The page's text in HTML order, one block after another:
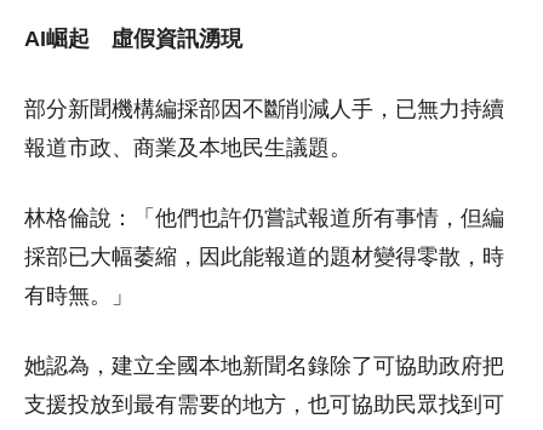
AI崛起 虛假資訊湧現
部分新聞機構編採部因不斷削減人手，已無力持續
報道市政、商業及本地民生議題。
林格倫說：「他們也許仍嘗試報道所有事情，但編
採部已大幅萎縮，因此能報道的題材變得零散，時
有時無。」
她認為，建立全國本地新聞名錄除了可協助政府把
支援投放到最有需要的地方，也可協助民眾找到可